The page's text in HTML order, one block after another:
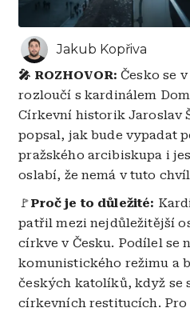
Jakub Kopřiva
🎤 ROZHOVOR: Česko se
rozloučí s kardinálem
Církevní historik Jaroslav
popsal, jak bude vypadat
pražského arcibiskupa i
oslabí, že nemá v tuto
🚩Proč je to důležité:
patřil mezi nejdůležitější
církve v Česku. Podílel se
komunistického režimu a
českých katolíků, když se
církevních restitucích. Pro